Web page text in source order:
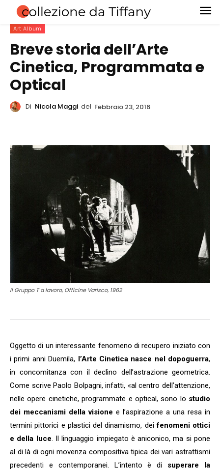
Art Album
Breve storia dell’Arte
Cinetica, Programmata e
Optical
Di Nicola Maggi del Febbraio 23, 2016
Il Gruppo T a lavoro, Officine Varisco, 1962
Oggetto di un interessante fenomeno di recupero iniziato con
i primi anni Duemila, l’Arte Cinetica nasce nel dopoguerra,
in concomitanza con il declino dell’astrazione geometrica.
Come scrive Paolo Bolpagni, infatti, «al centro dell’attenzione,
nelle opere cinetiche, programmate e optical, sono lo studio
dei meccanismi della visione e l’aspirazione a una resa in
termini pittorici e plastici del dinamismo, deifenomeni ottici
e della luce. Il linguaggio impiegato è aniconico, ma si pone
al di là di ogni movenza compositiva tipica dei vari astrattismi
precedenti e contemporanei. L’intento è di superare la